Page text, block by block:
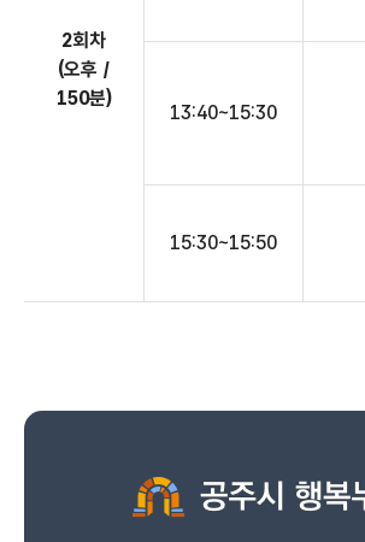
2회차
(오후 /
150분)
13:40~15:30
15:30~15:50